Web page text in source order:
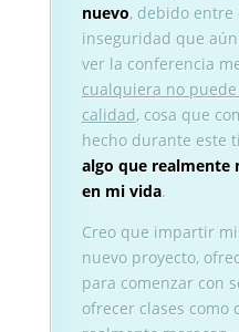
nuevo, debido entre
inseguridad que
ver la conferencia
cualquiera no
calidad, cosa que
hecho durante este
algo que realmente
en mi vida.
Creo que impartir
nuevo proyecto,
para comenzar con
ofrecer clases como